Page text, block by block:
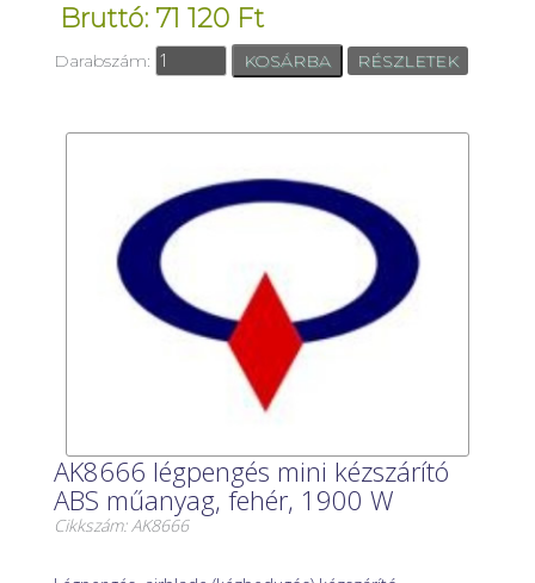
Bruttó: 71 120 Ft
Darabszám: RÉSZLETEK
AK8666 légpengés mini kézszárító
ABS műanyag, fehér, 1900 W
Cikkszám: AK8666